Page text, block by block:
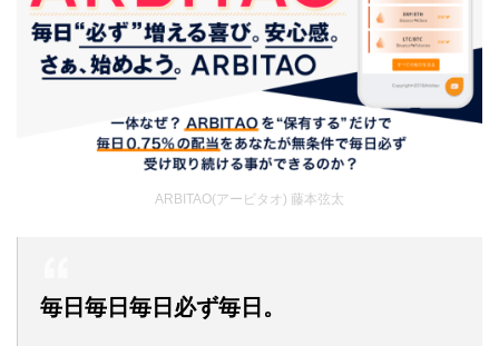
ARBITAO(アービタオ) 藤本弦太
毎日毎日毎日必ず毎日。